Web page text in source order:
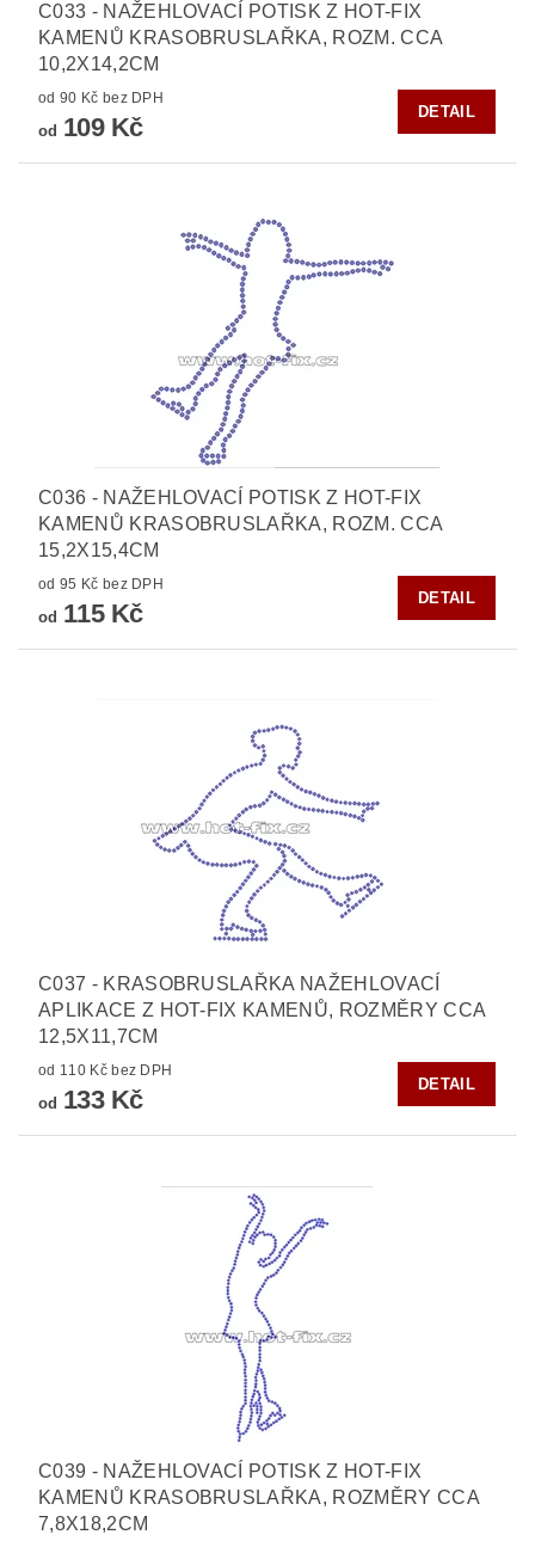
C033 - NAŽEHLOVACÍ POTISK Z HOT-FIX
KAMENŮ KRASOBRUSLAŘKA, ROZM. CCA
10,2X14,2CM
od 90 Kč bez DPH
od 109 Kč
DETAIL
C036 - NAŽEHLOVACÍ POTISK Z HOT-FIX
KAMENŮ KRASOBRUSLAŘKA, ROZM. CCA
15,2X15,4CM
od 95 Kč bez DPH
od 115 Kč
DETAIL
C037 - KRASOBRUSLAŘKA NAŽEHLOVACÍ
APLIKACE Z HOT-FIX KAMENŮ, ROZMĚRY CCA
12,5X11,7CM
od 110 Kč bez DPH
od 133 Kč
DETAIL
C039 - NAŽEHLOVACÍ POTISK Z HOT-FIX
KAMENŮ KRASOBRUSLAŘKA, ROZMĚRY CCA
7,8X18,2CM